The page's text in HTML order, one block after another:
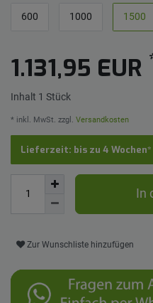
600 1000 1500
1.131,95 EUR
Inhalt 1 Stück
* inkl. MwSt. zzgl. Versandkosten
Lieferzeit: bis zu 4 Wochen*
In
Zur Wunschliste hinzufügen